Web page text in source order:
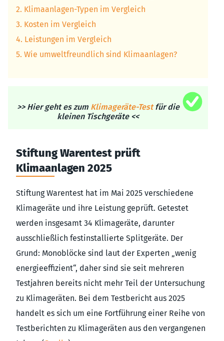
2. Klimaanlagen-Typen im Vergleich
3. Kosten im Vergleich
4. Leistungen im Vergleich
5. Wie umweltfreundlich sind Klimaanlagen?
>> Hier geht es zum Klimageräte-Testfür die
kleinen Tischgeräte <<
Stiftung Warentest prüft
Klimaanlagen 2025
Stiftung Warentest hat im Mai 2025 verschiedene
Klimageräte und ihre Leistung geprüft. Getestet
werden insgesamt 34 Klimageräte, darunter
ausschließlich festinstallierte Splitgeräte. Der
Grund: Monoblöcke sind laut der Experten „wenig
energieeffizient“, daher sind sie seit mehreren
Testjahren bereits nicht mehr Teil der Untersuchung
zu Klimageräten. Bei dem Testbericht aus 2025
handelt es sich um eine Fortführung einer Reihe von
Testberichten zu Klimageräten aus den vergangenen